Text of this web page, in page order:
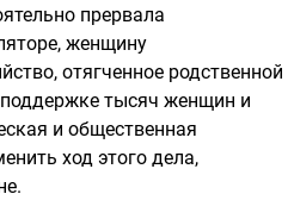
прервала
женщину
отягченное родственной
тысяч женщин и
и общественная
ход этого дела,